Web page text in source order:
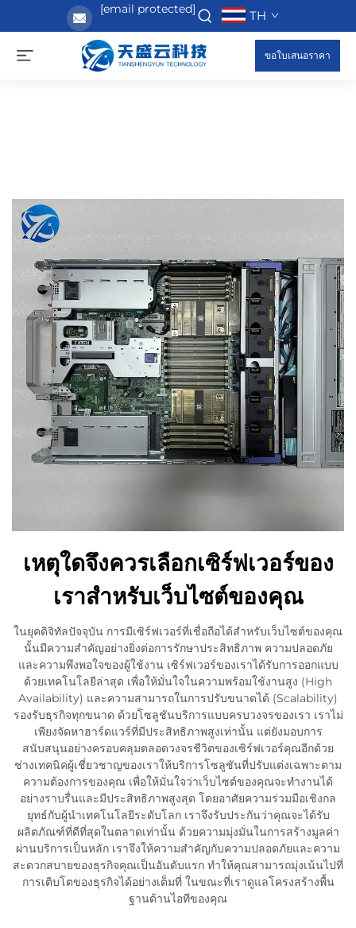
[email protected] TH
ขอใบเสนอราคา
เหตุใดจึงควรเลือกเซิร์ฟเวอร์ของ
เราสำหรับเว็บไซต์ของคุณ
ในยุคดิจิทัลปัจจุบัน การมีเซิร์ฟเวอร์ที่เชื่อถือได้สำหรับเว็บไซต์ของคุณ
นั้นมีความสำคัญอย่างยิ่งต่อการรักษาประสิทธิภาพ ความปลอดภัย
และความพึงพอใจของผู้ใช้งาน เซิร์ฟเวอร์ของเราได้รับการออกแบบ
ด้วยเทคโนโลยีล่าสุด เพื่อให้มั่นใจในความพร้อมใช้งานสูง (High
Availability) และความสามารถในการปรับขนาดได้ (Scalability)
รองรับธุรกิจทุกขนาด ด้วยโซลูชันบริการแบบครบวงจรของเรา เราไม่
เพียงจัดหาฮาร์ดแวร์ที่มีประสิทธิภาพสูงเท่านั้น แต่ยังมอบการ
สนับสนุนอย่างครอบคลุมตลอดวงจรชีวิตของเซิร์ฟเวอร์คุณอีกด้วย
ช่างเทคนิคผู้เชี่ยวชาญของเราให้บริการโซลูชันที่ปรับแต่งเฉพาะตาม
ความต้องการของคุณ เพื่อให้มั่นใจว่าเว็บไซต์ของคุณจะทำงานได้
อย่างราบรื่นและมีประสิทธิภาพสูงสุด โดยอาศัยความร่วมมือเชิงกล
ยุทธ์กับผู้นำเทคโนโลยีระดับโลก เราจึงรับประกันว่าคุณจะได้รับ
ผลิตภัณฑ์ที่ดีที่สุดในตลาดเท่านั้น ด้วยความมุ่งมั่นในการสร้างมูลค่า
ผ่านบริการเป็นหลัก เราจึงให้ความสำคัญกับความปลอดภัยและความ
สะดวกสบายของธุรกิจคุณเป็นอันดับแรก ทำให้คุณสามารถมุ่งเน้นไปที่
การเติบโตของธุรกิจได้อย่างเต็มที่ ในขณะที่เราดูแลโครงสร้างพื้น
ฐานด้านไอทีของคุณ